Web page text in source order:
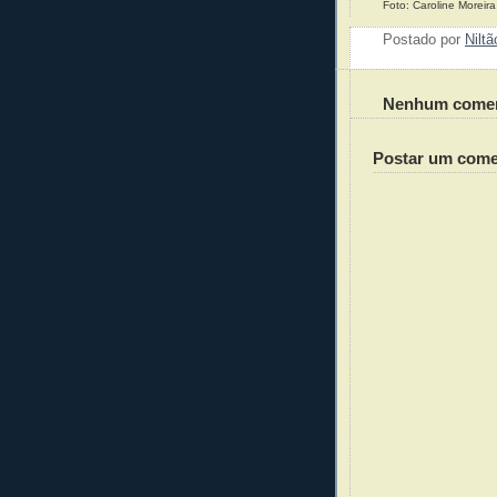
Foto: Caroline Moreira
Postado por
Nenhum
Postar um